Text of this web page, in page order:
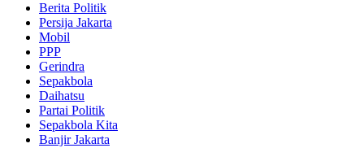
Berita Politik
Persija Jakarta
Mobil
PPP
Gerindra
Sepakbola
Daihatsu
Partai Politik
Sepakbola Kita
Banjir Jakarta